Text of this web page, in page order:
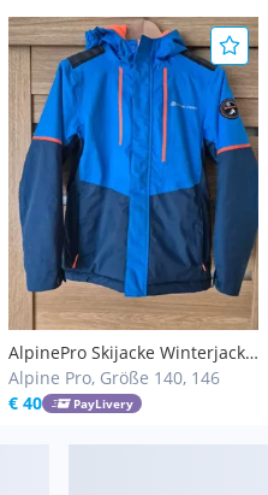
AlpinePro Skijacke Winterjacke
Snowboardjacke
Alpine Pro, Größe 140, 146
€ 40
PayLivery